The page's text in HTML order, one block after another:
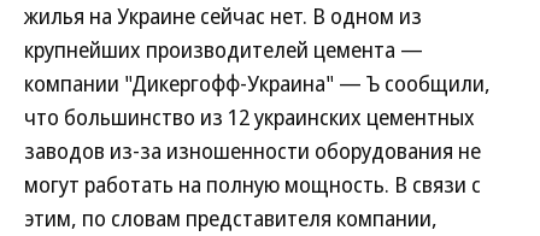
жилья на Украине сейчас нет. В одном из
крупнейших производителей цемента —
компании "Дикергофф-Украина" — Ъ сообщили,
что большинство из 12 украинских цементных
заводов из-за изношенности оборудования не
могут работать на полную мощность. В связи с
этим, по словам представителя компании,